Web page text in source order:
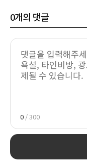
0개의 댓글
0 / 300